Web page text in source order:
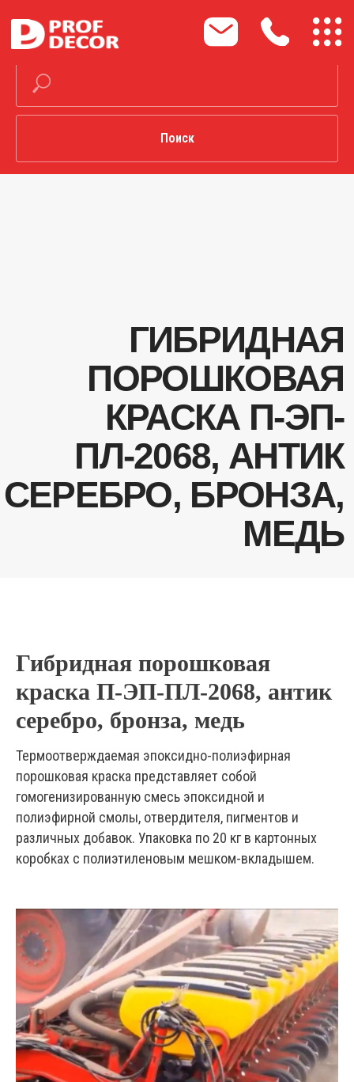
Поиск
ПЛ-2068, АНТИК
СЕРЕБРО, БРОНЗА,
МЕДЬ
Гибридная порошковая
краска П-ЭП-ПЛ-2068, антик
серебро, бронза, медь
Термоотверждаемая эпоксидно-полиэфирная
порошковая краска представляет собой
гомогенизированную смесь эпоксидной и
полиэфирной смолы, отвердителя, пигментов и
различных добавок. Упаковка по 20 кг в картонных
коробках с полиэтиленовым мешком-вкладышем.